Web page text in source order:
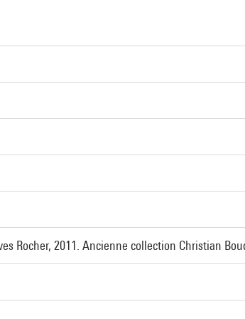
Rocher, 2011. Ancienne collection Christian